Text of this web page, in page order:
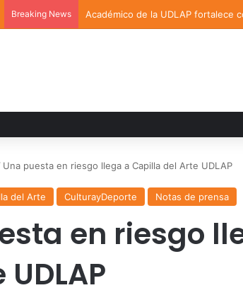
Breaking News Académico de la UDLAP fortalece
Una puesta en riesgo llega a Capilla del Arte UDLAP
del Arte CulturayDeporte Notas de prensa
en riesgo